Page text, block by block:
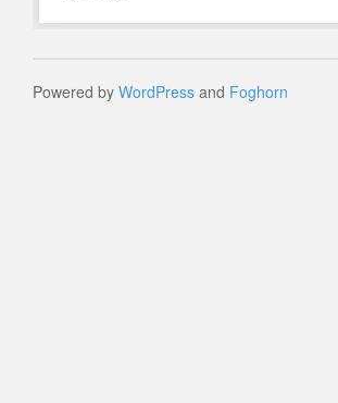
Powered by WordPress and Foghorn